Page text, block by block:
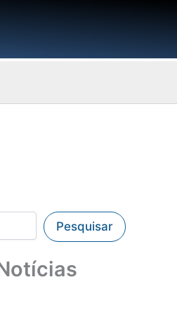
Pesquisar